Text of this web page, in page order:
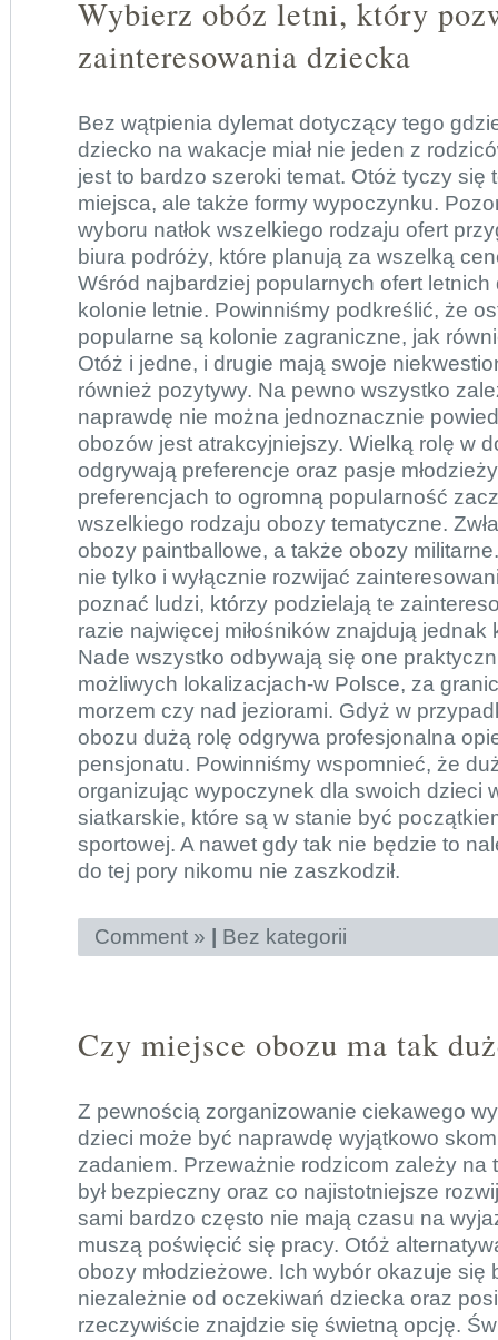
Wybierz obóz letni, który
zainteresowania dziecka
Bez wątpienia dylemat dotyczący tego
dziecko na wakacje miał nie jeden z
jest to bardzo szeroki temat. Otóż tyczy się
miejsca, ale także formy wypoczynku.
wyboru natłok wszelkiego rodzaju ofert
biura podróży, które planują za wszelką
Wśród najbardziej popularnych ofert letnich
kolonie letnie. Powinniśmy podkreślić, że
popularne są kolonie zagraniczne, jak
Otóż i jedne, i drugie mają swoje
również pozytywy. Na pewno wszystko
naprawdę nie można jednoznacznie
obozów jest atrakcyjniejszy. Wielką rolę w
odgrywają preferencje oraz pasje
preferencjach to ogromną popularność
wszelkiego rodzaju obozy tematyczne.
obozy paintballowe, a także obozy
nie tylko i wyłącznie rozwijać
poznać ludzi, którzy podzielają te
razie najwięcej miłośników znajdują jednak
Nade wszystko odbywają się one
możliwych lokalizacjach-w Polsce, za
morzem czy nad jeziorami. Gdyż w
obozu dużą rolę odgrywa profesjonalna
pensjonatu. Powinniśmy wspomnieć, że
organizując wypoczynek dla swoich dzieci
siatkarskie, które są w stanie być
sportowej. A nawet gdy tak nie będzie to
do tej pory nikomu nie zaszkodził.
Comment » Bez kategorii
Czy miejsce obozu ma tak
Z pewnością zorganizowanie ciekawego
dzieci może być naprawdę wyjątkowo
zadaniem. Przeważnie rodzicom zależy na
był bezpieczny oraz co najistotniejsze
sami bardzo często nie mają czasu na
muszą poświęcić się pracy. Otóż
obozy młodzieżowe. Ich wybór okazuje się
niezależnie od oczekiwań dziecka oraz
rzeczywiście znajdzie się świetną opcję.